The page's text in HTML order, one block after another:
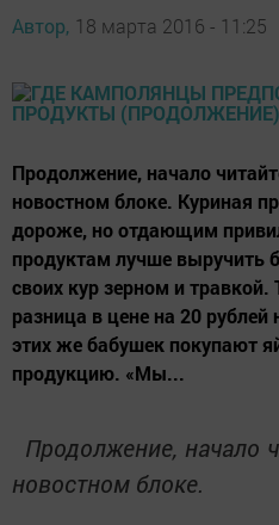
Автор, 18 марта 2016 - 11:25
Продолжение, начало
новостном блоке. Куриная
дороже, но отдающим
продуктам лучше выручить
своих кур зерном и травкой.
разница в цене на 20 рублей
этих же бабушек покупают
продукцию. «Мы...
Продолжение, начало
новостном блоке.